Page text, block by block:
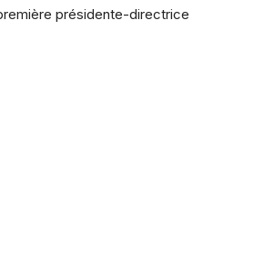
présidente-directrice